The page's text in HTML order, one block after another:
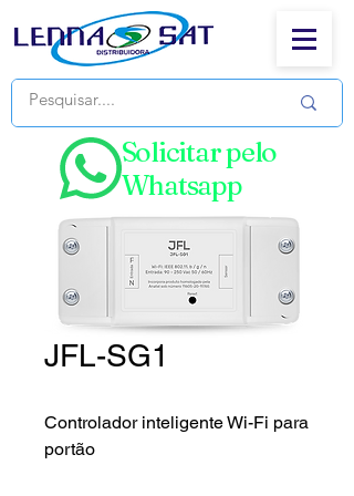
Solicitar pelo
Whatsapp
JFL-SG1
Controlador inteligente Wi-Fi para
portão